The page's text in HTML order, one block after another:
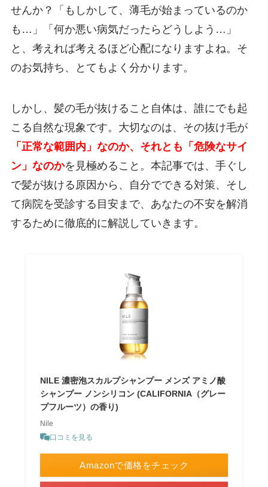
せんか？「もしかして、薄毛が始まっているのか
も…」「何か悪い病気だったらどうしよう…」
と、考えれば考えるほど心配になりますよね。そ
のお気持ち、とてもよく分かります。
しかし、髪の毛が抜けること自体は、誰にでも起
こる自然な現象です。大切なのは、その抜け毛が
「正常な範囲内」なのか、それとも「危険なサイ
ン」なのかを見極めること。本記事では、手ぐし
で髪が抜ける原因から、自分でできる対策、そし
て病院を受診する目安まで、あなたの不安を解消
するために徹底的に解説していきます。
NILE 濃密泡スカルプシャンプー メンズ アミノ酸
シャンプー ノンシリコン (CALIFORNIA（グレー
プフルーツ）の香り)
Nile
口コミを見る
Amazonで価格をチェック